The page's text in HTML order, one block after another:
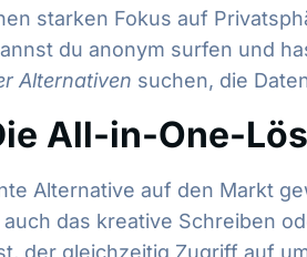
starken Fokus auf
du anonym surfen und
Alternativen suchen, die
All-in-One-
Alternative auf den Markt
das kreative Schreiben
der gleichzeitig Zugriff auf